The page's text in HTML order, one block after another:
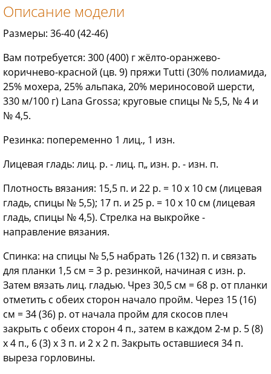
Описание модели
Размеры: 36-40 (42-46)
Вам потребуется: 300 (400) г жёлто-оранжево-
коричнево-красной (цв. 9) пряжи Tutti (30% полиамида,
25% мохера, 25% альпака, 20% мериносовой шерсти,
330 м/100 г) Lana Grossa; круговые спицы № 5,5, № 4 и
№ 4,5.
Резинка: попеременно 1 лиц., 1 изн.
Лицевая гладь: лиц. р. - лиц. п„ изн. р. - изн. п.
Плотность вязания: 15,5 п. и 22 р. = 10 х 10 см (лицевая
гладь, спицы № 5,5); 17 п. и 25 р. = 10 х 10 см (лицевая
гладь, спицы № 4,5). Стрелка на выкройке -
направление вязания.
Спинка: на спицы № 5,5 набрать 126 (132) п. и связать
для планки 1,5 см = 3 р. резинкой, начиная с изн. р.
Затем вязать лиц. гладью. Чрез 30,5 см = 68 р. от планки
отметить с обеих сторон начало пройм. Через 15 (16)
см = 34 (36) р. от начала пройм для скосов плеч
закрыть с обеих сторон 4 п., затем в каждом 2-м р. 5 (8)
х 4 п., 6 (3) х 3 п. и 2 х 2 п. Закрыть оставшиеся 34 п.
выреза горловины.